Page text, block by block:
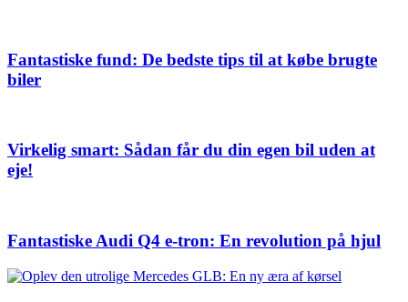
Fantastiske fund: De bedste tips til at købe brugte
biler
Virkelig smart: Sådan får du din egen bil uden at
eje!
Fantastiske Audi Q4 e-tron: En revolution på hjul